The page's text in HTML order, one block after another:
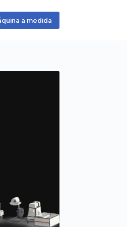
a medida